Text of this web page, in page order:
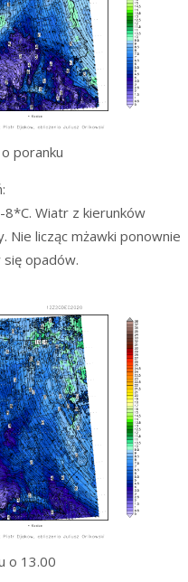
poranku
Wiatr z kierunków
Nie licząc mżawki ponownie
opadów.
o 13.00